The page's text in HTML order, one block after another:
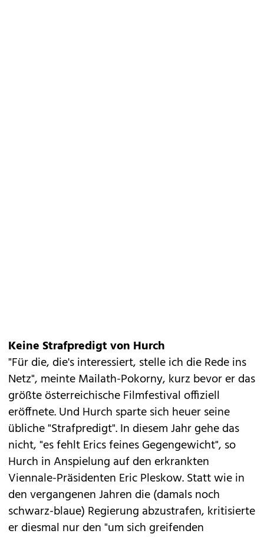
Keine Strafpredigt von Hurch
"Für die, die's interessiert, stelle ich die Rede ins
Netz", meinte Mailath-Pokorny, kurz bevor er das
größte österreichische Filmfestival offiziell
eröffnete. Und Hurch sparte sich heuer seine
übliche "Strafpredigt". In diesem Jahr gehe das
nicht, "es fehlt Erics feines Gegengewicht", so
Hurch in Anspielung auf den erkrankten
Viennale-Präsidenten Eric Pleskow. Statt wie in
den vergangenen Jahren die (damals noch
schwarz-blaue) Regierung abzustrafen, kritisierte
er diesmal nur den "um sich greifenden